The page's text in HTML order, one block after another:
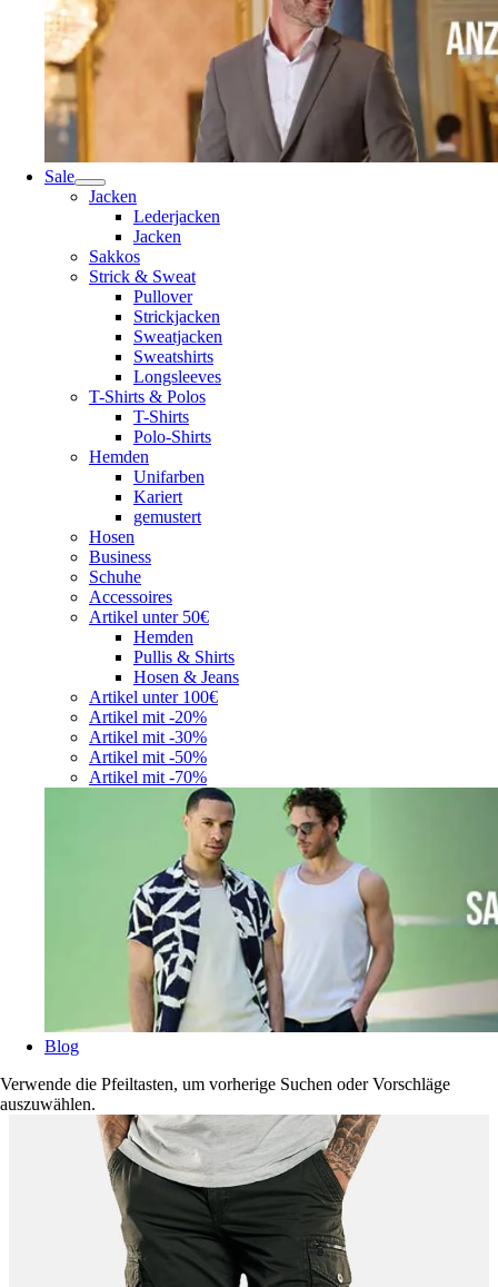
Sale
Jacken
Lederjacken
Jacken
Sakkos
Strick & Sweat
Pullover
Strickjacken
Sweatjacken
Sweatshirts
Longsleeves
T-Shirts & Polos
T-Shirts
Polo-Shirts
Hemden
Unifarben
Kariert
gemustert
Hosen
Business
Schuhe
Accessoires
Artikel unter 50€
Hemden
Pullis & Shirts
Hosen & Jeans
Artikel unter 100€
Artikel mit -20%
Artikel mit -30%
Artikel mit -50%
Artikel mit -70%
Blog
Verwende die Pfeiltasten, um vorherige Suchen oder Vorschläge
auszuwählen.